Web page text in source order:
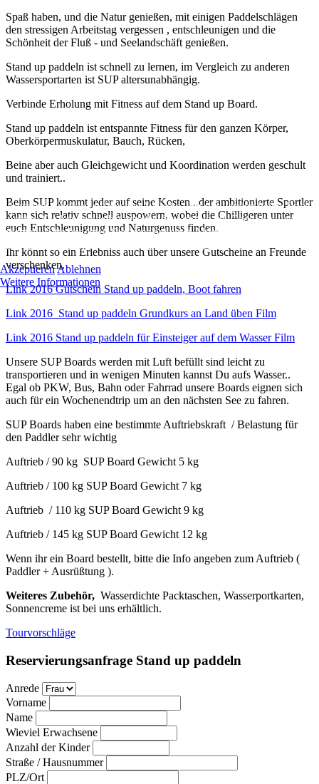
Spaß haben, und die Natur genießen, mit einigen Paddelschlägen
den stressigen Arbeitstag vergessen , entschleunigen und die
Schönheit der Fluß - und Seelandschäft genießen.
Stand up paddeln ist schnell zu lernen, im Vergleich zu anderen
Wassersportarten ist SUP altersunabhängig.
Verbinde Erholung mit Fitness auf dem Stand up Board.
Stand up paddeln ist entspannte Fitness für den ganzen Körper,
Oberkörpermuskulatur, Bauch, Rücken,
Beine aber auch Gleichgewicht und Koordination werden geschult
und trainiert..
Beim SUP kommt jeder auf seine Kosten...der ambitionierte Sportler
kann sich relativ schnell auspowern, wobei die Chilligeren unter
euch Entschleunigung und Naturgenuss finden.
Ihr könnt so ein Erlebniss auch über unsere Gutscheine an Freunde
verschenken.
Link 2016 Gutschein Stand up paddeln, Boot fahren
Link 2016 Stand up paddeln Grundkurs an Land üben Film
Link 2016 Stand up paddeln für Einsteiger auf dem Wasser Film
Unsere SUP Boards werden mit Luft befüllt sind leicht zu
transportieren und in wenigen Minuten kannst Du aufs Wasser..
Egal ob PKW, Bus, Bahn oder Fahrrad unsere Boards eignen sich
auch für ein Wochenendtrip um an den nächsten See zu fahren.
SUP Boards haben eine bestimmte Auftriebskraft / Belastung für
den Paddler sehr wichtig
Auftrieb / 90 kg SUP Board Gewicht 5 kg
Auftrieb / 100 kg SUP Board Gewicht 7 kg
Auftrieb / 110 kg SUP Board Gewicht 9 kg
Auftrieb / 145 kg SUP Board Gewicht 12 kg
Wenn ihr ein Board bestellt, bitte die Info angeben zum Auftrieb (
Paddler + Ausrüßtung ).
Weiteres Zubehör, Wasserdichte Packtaschen, Wasserportkarten,
Sonnencreme ist bei uns erhältlich.
Tourvorschläge
Reservierungsanfrage Stand up paddeln
Anrede
Vorname
Name
Wieviel Erwachsene
Anzahl der Kinder
Straße / Hausnummer
PLZ/Ort
Wir nutzen Cookies auf unserer Website. Wir verwenden keine
Cookies. Sie können selbst entscheiden, ob Sie die Cookies zulassen
möchten. Bitte beachten Sie, dass bei einer Ablehnung womöglich
AkzeptierenAblehnen
Weitere Informationen